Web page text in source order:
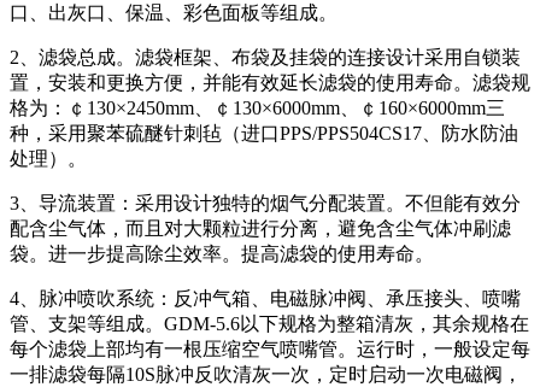
口、出灰口、保温、彩色面板等组成。
2、滤袋总成。滤袋框架、布袋及挂袋的连接设计采用自锁装
置，安装和更换方便，并能有效延长滤袋的使用寿命。滤袋规
格为：￠130×2450mm、￠130×6000mm、￠160×6000mm三
种，采用聚苯硫醚针刺毡（进口PPS/PPS504CS17、防水防油
处理）。
3、导流装置：采用设计独特的烟气分配装置。不但能有效分
配含尘气体，而且对大颗粒进行分离，避免含尘气体冲刷滤
袋。进一步提高除尘效率。提高滤袋的使用寿命。
4、脉冲喷吹系统：反冲气箱、电磁脉冲阀、承压接头、喷嘴
管、支架等组成。GDM-5.6以下规格为整箱清灰，其余规格在
每个滤袋上部均有一根压缩空气喷嘴管。运行时，一般设定每
一排滤袋每隔10S脉冲反吹清灰一次，定时启动一次电磁阀，